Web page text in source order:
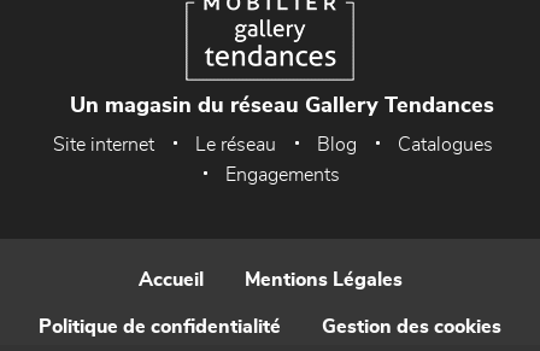
Un magasin du réseau Gallery Tendances
Site internet Le réseau Blog
Catalogues
Engagements
Accueil Mentions Légales
Politique de confidentialité Gestion des cookies